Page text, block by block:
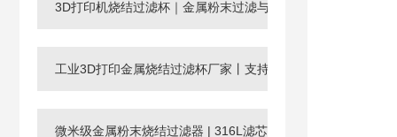
3D打印机烧结过滤杯｜金属粉末过滤与回收滤芯
工业3D打印金属烧结过滤杯厂家丨支持非标定制
微米级金属粉末烧结过滤器 | 316L滤芯厂家，孔径0.003-